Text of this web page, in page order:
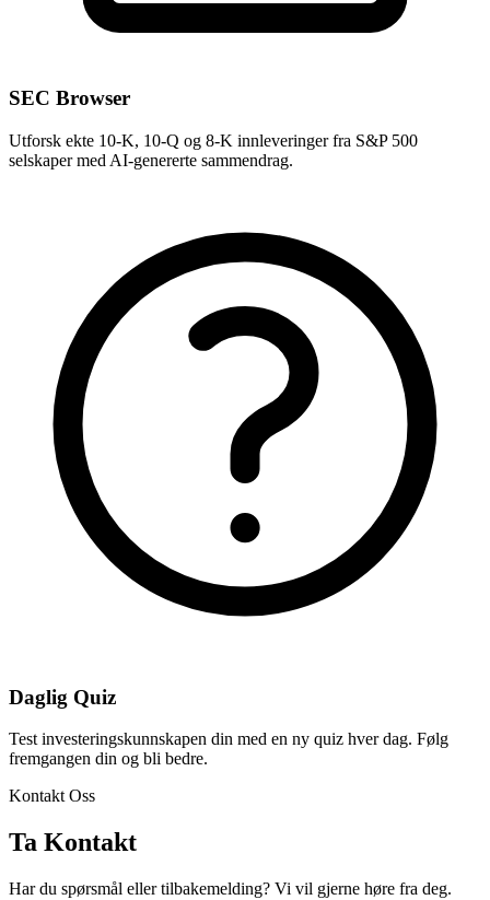
SEC Browser
Utforsk ekte 10-K, 10-Q og 8-K innleveringer fra S&P 500
selskaper med AI-genererte sammendrag.
Daglig Quiz
Test investeringskunnskapen din med en ny quiz hver dag. Følg
fremgangen din og bli bedre.
Kontakt Oss
Ta Kontakt
Har du spørsmål eller tilbakemelding? Vi vil gjerne høre fra deg.